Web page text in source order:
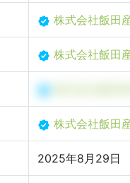
株式会社飯田
株式会社飯田
株式会社飯田
2025年8月29日